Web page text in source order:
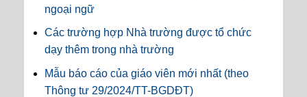
ngoại ngữ
Các trường hợp Nhà trường được tổ chức
dạy thêm trong nhà trường
Mẫu báo cáo của giáo viên mới nhất (theo
Thông tư 29/2024/TT-BGDĐT)